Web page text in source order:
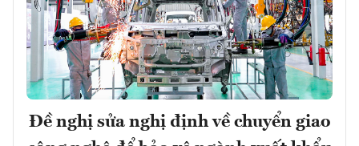
Đề nghị sửa nghị định về chuyển giao